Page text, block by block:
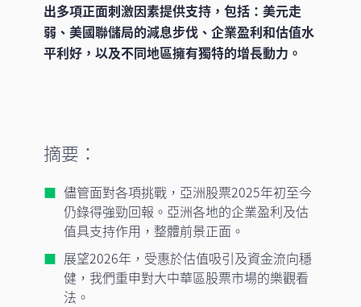
出多項正面刺激因素提供支持，包括：美元走
弱、美國聯儲局的減息步伐、企業盈利和估值水
平利好，以及不同地區擁有獨特的增長動力。
摘要：
儘管面對各項挑戰，亞洲股票2025年初至今
仍錄得強勁回報。亞洲各地的企業盈利及估
值具支持作用，整體前景正面。
展望2026年，受惠於估值吸引及資金流向穩
健，我們重申對大中華區股票市場的樂觀看
法。